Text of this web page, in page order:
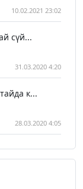
10.02.2021 23:02
сүй...
31.03.2020 4:20
к...
28.03.2020 4:05